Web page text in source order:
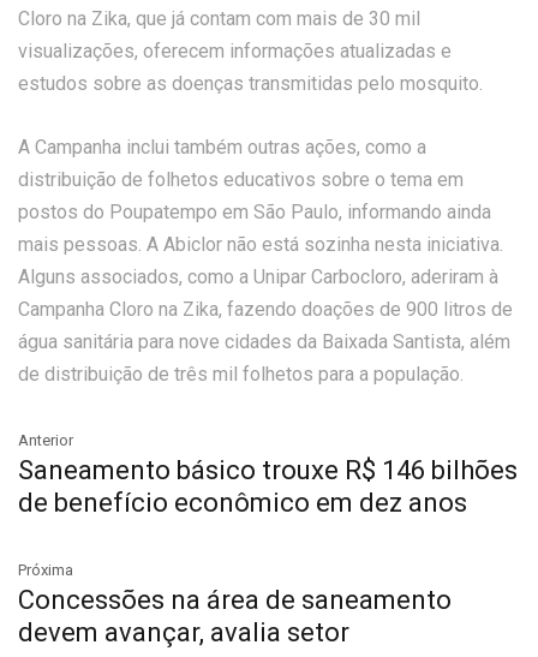
Cloro na Zika, que já contam com mais de 30 mil
visualizações, oferecem informações atualizadas e
estudos sobre as doenças transmitidas pelo mosquito.
A Campanha inclui também outras ações, como a
distribuição de folhetos educativos sobre o tema em
postos do Poupatempo em São Paulo, informando ainda
mais pessoas. A Abiclor não está sozinha nesta iniciativa.
Alguns associados, como a Unipar Carbocloro, aderiram à
Campanha Cloro na Zika, fazendo doações de 900 litros de
água sanitária para nove cidades da Baixada Santista, além
de distribuição de três mil folhetos para a população.
Anterior
Saneamento básico trouxe R$ 146 bilhões
de benefício econômico em dez anos
Próxima
Concessões na área de saneamento
devem avançar, avalia setor